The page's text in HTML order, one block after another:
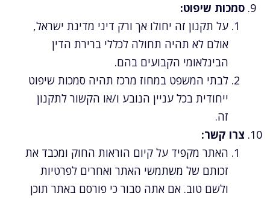
סמכות שיפוט:
על תקנון זה יחולו אך ורק דיני מדינת ישראל,
אולם לא תהיה תחולה לכללי ברירת הדין
הבינלאומי הקבועים בהם.
לבתי המשפט במחוז מרכז תהיה סמכות שיפוט
ייחודית בכל עניין הנובע ו/או הקשור לתקנון
זה.
צרו קשר:
האתר מקפיד על קיום הוראות החוק ומכבד את
זכותם של משתמשי האתר ואחרים לפרטיות
ולשם טוב. אם אתה סבור כי פורסם באתר תוכן